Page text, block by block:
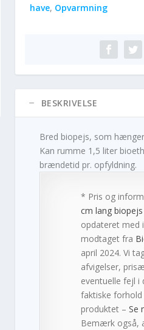
have, Opvarmning
BESKRIVELSE
Bred biopejs, som
Kan rumme 1,5 liter
brændetid pr. opfyldning.
* Pris og
cm lang
opdateret med
modtaget fra
april 2024. Vi
afvigelser,
eventuelle fejl i
faktiske
produktet – Se
Bemærk også,